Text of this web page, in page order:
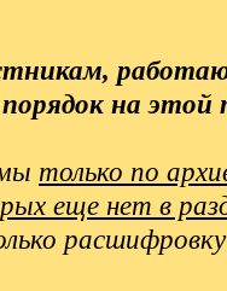
на этой
только по
еще нет в